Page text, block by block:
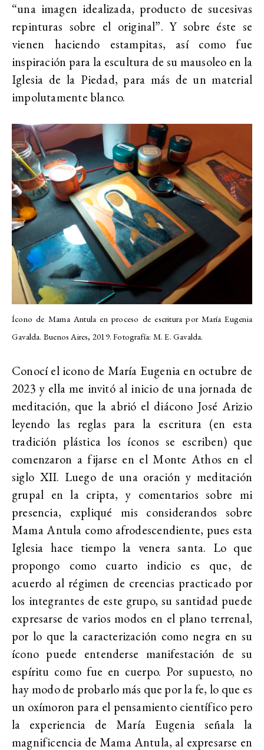
“una imagen idealizada, producto de sucesivas
repinturas sobre el original”. Y sobre éste se
vienen haciendo estampitas, así como fue
inspiración para la escultura de su mausoleo en la
Iglesia de la Piedad, para más de un material
impolutamente blanco.
Ícono de Mama Antula en proceso de escritura por María Eugenia
Gavalda. Buenos Aires, 2019. Fotografía: M. E. Gavalda.
Conocí el icono de María Eugenia en octubre de
2023 y ella me invitó al inicio de una jornada de
meditación, que la abrió el diácono José Arizio
leyendo las reglas para la escritura (en esta
tradición plástica los íconos se escriben) que
comenzaron a fijarse en el Monte Athos en el
siglo XII. Luego de una oración y meditación
grupal en la cripta, y comentarios sobre mi
presencia, expliqué mis considerandos sobre
Mama Antula como afrodescendiente, pues esta
Iglesia hace tiempo la venera santa. Lo que
propongo como cuarto indicio es que, de
acuerdo al régimen de creencias practicado por
los integrantes de este grupo, su santidad puede
expresarse de varios modos en el plano terrenal,
por lo que la caracterización como negra en su
ícono puede entenderse manifestación de su
espíritu como fue en cuerpo. Por supuesto, no
hay modo de probarlo más que por la fe, lo que es
un oxímoron para el pensamiento científico pero
la experiencia de María Eugenia señala la
magnificencia de Mama Antula, al expresarse en